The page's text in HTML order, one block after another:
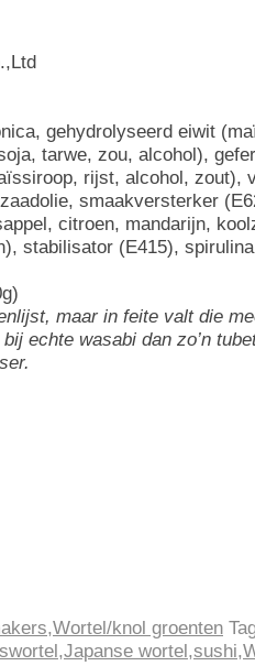
gehydrolyseerd eiwit
tarwe, zou, alcohol),
rijst, alcohol, zout),
smaakversterker
citroen, mandarijn,
stabilisator (E415),
maar in feite valt die
echte wasabi dan zo’n
,Wortel/knol groenten
,Japanse wortel,sushi,